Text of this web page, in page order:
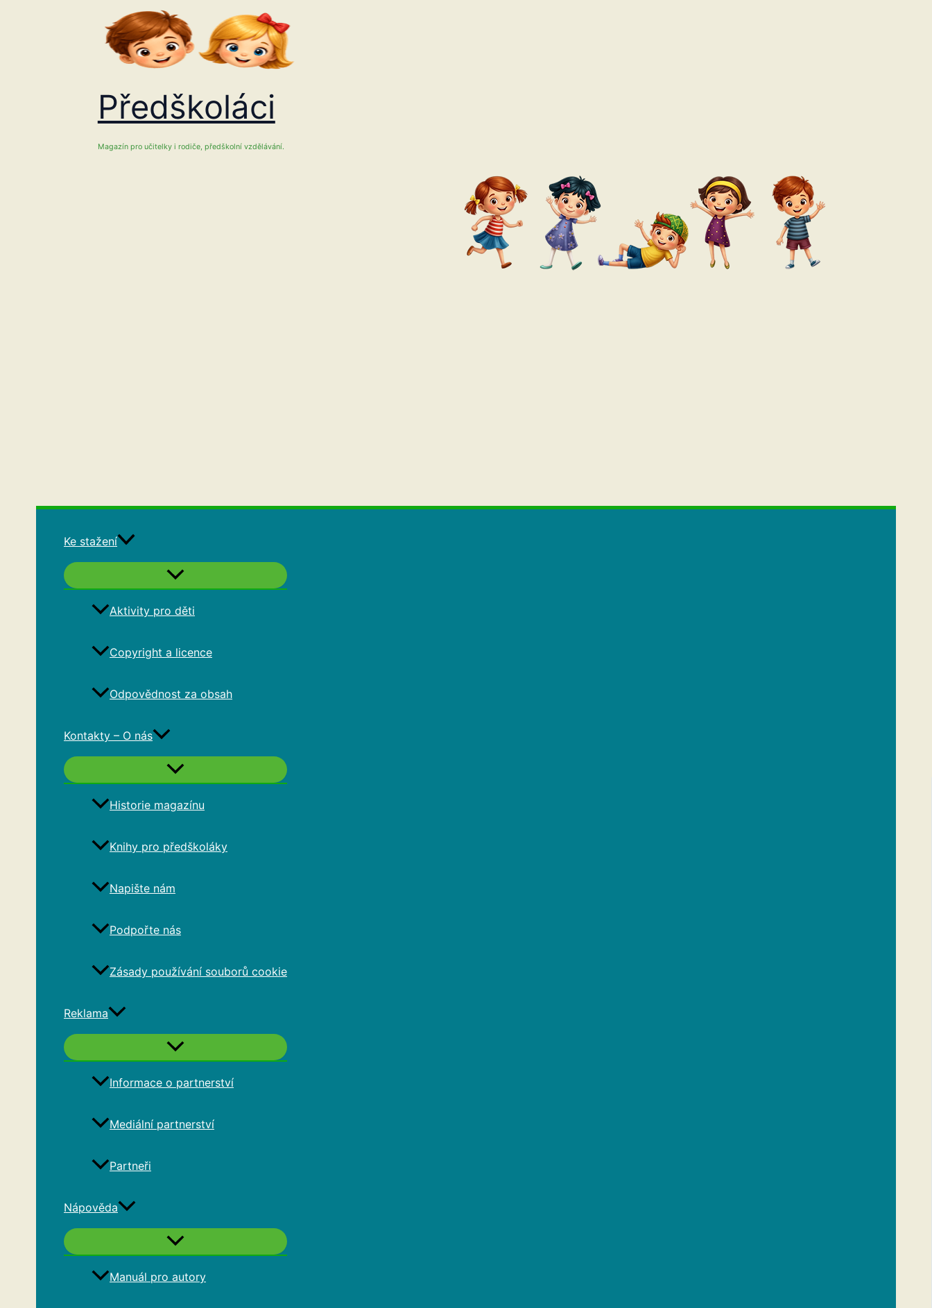
Předškoláci
Magazín pro učitelky i rodiče, předškolní vzdělávání.
Ke stažení
Aktivity pro děti
Copyright a licence
Odpovědnost za obsah
Kontakty – O nás
Historie magazínu
Knihy pro předškoláky
Napište nám
Podpořte nás
Zásady používání souborů cookie
Reklama
Informace o partnerství
Mediální partnerství
Partneři
Nápověda
Manuál pro autory